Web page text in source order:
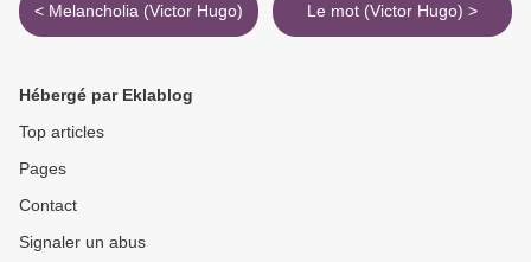
< Melancholia (Victor Hugo) Le mot (Victor Hugo) >
Hébergé par Eklablog
Top articles
Pages
Contact
Signaler un abus